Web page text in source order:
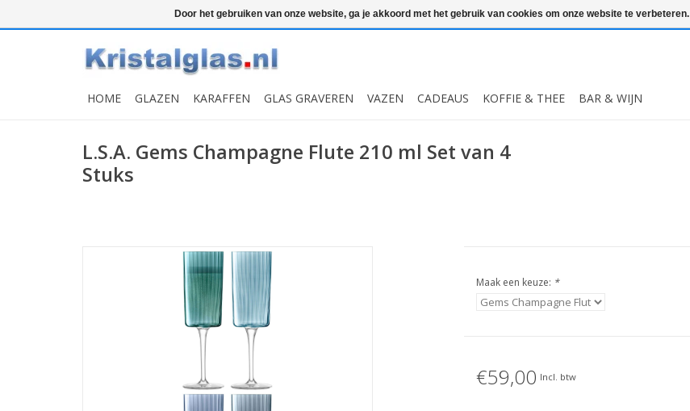
Snelle levering Graveren
HOME GLAZEN KARAFFEN GLAS GRAVEREN VAZEN CADEAUS KOFFIE & THEE BAR & WIJN
L.S.A. Gems Champagne Flute 210 ml Set van 4
Stuks
Maak een keuze: *
€59,00 Incl. btw
Door het gebruiken van onze website, ga je akkoord met het gebruik van cookies om onze website te verbeteren.